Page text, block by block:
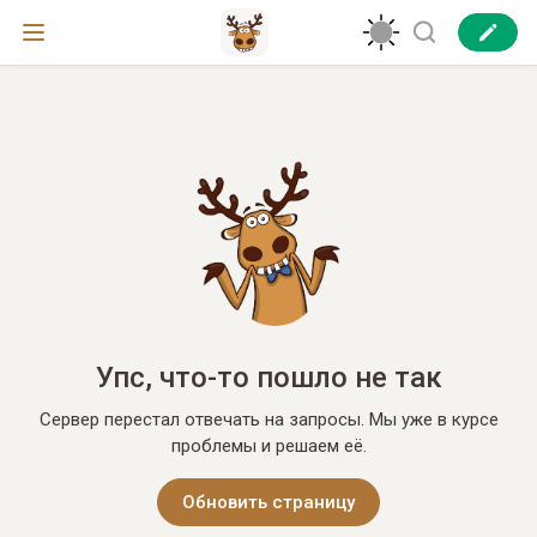
Упс, что-то пошло не так
Сервер перестал отвечать на запросы. Мы уже в курсе
проблемы и решаем её.
Обновить страницу